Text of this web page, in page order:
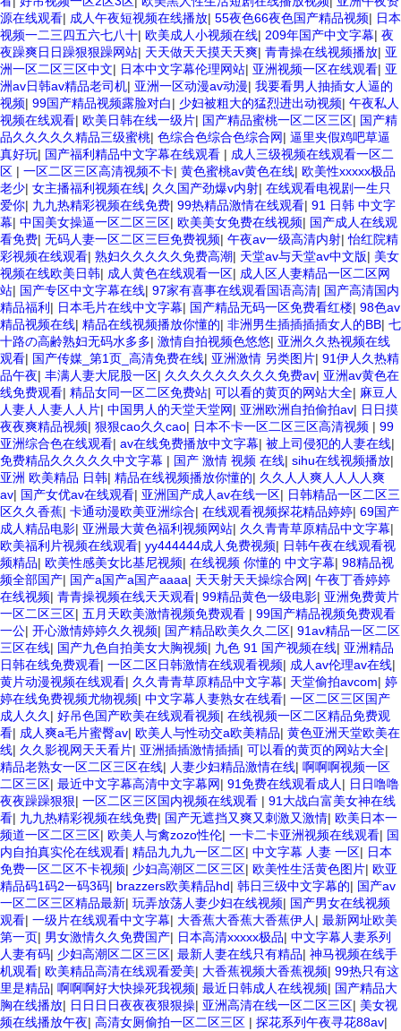
源在线观看| 成人午夜短视频在线播放| 55夜色66夜色国产精品视频| 日本
视频一二三四五六七八十| 欧美成人小视频在线| 209年国产中文字幕| 夜
夜躁爽日日躁狠狠躁网站| 天天做天天摸天天爽| 青青操在线视频播放| 亚
洲一区二区三区中文| 日本中文字幕伦理网站| 亚洲视频一区在线观看| 亚
洲av日韩av精品老司机| 亚洲一区动漫av动漫| 我要看男人抽插女人逼的
视频| 99国产精品视频露脸对白| 少妇被粗大的猛烈进出动视频| 午夜私人
视频在线观看| 欧美日韩在线一级片| 国产精品蜜桃一区二区三区| 国产精
品久久久久久精品三级蜜桃| 色综合色综合色综合网| 逼里夹假鸡吧草逼
真好玩| 国产福利精品中文字幕在线观看 | 成人三级视频在线观看一区二
区 | 一区二区三区高清视频不卡| 黄色蜜桃av黄色在线| 欧美性xxxxx极品
老少| 女主播福利视频在线| 久久国产劲爆v内射| 在线观看电视剧一生只
爱你| 九九热精彩视频在线免费| 99热精品激情在线观看| 91 日韩 中文字
幕| 中国美女操逼一区二区三区| 欧美美女免费在线视频| 国产成人在线观
看免费| 无码人妻一区二区三巨免费视频| 午夜av一级高清内射|怡红院精
彩视频在线观看| 熟妇久久久久久免费高潮| 天堂av与天堂av中文版| 美女
视频在线欧美日韩| 成人黄色在线观看一区| 成人区人妻精品一区二区网
站| 国产专区中文字幕在线| 97家有喜事在线观看国语高清| 国产高清国内
精品福利 | 日本毛片在线中文字幕| 国产精品无码一区免费看红楼| 98色av
精品视频在线| 精品在线视频播放你懂的| 非洲男生插插插插女人的BB| 七
十路の高齢熟妇无码水多多| 激情自拍视频色悠悠| 亚洲久久热视频在线
观看| 国产传媒_第1页_高清免费在线| 亚洲激情 另类图片| 91伊人久热精
品午夜| 丰满人妻大屁股一区| 久久久久久久久久久免费av| 亚洲av黄色在
线免费观看| 精品女同一区二区免费站| 可以看的黄页的网站大全| 麻豆人
人妻人人妻人人片| 中国男人的天堂天堂网| 亚洲欧洲自拍偷拍av| 日日摸
夜夜爽精品视频| 狠狠cao久久cao| 日本不卡一区二区三区高清视频 | 99
亚洲综合色在线观看| av在线免费播放中文字幕| 被上司侵犯的人妻在线|
免费精品久久久久久中文字幕 | 国产 激情 视频 在线| sihu在线视频播放|
亚洲 欧美精品 日韩| 精品在线视频播放你懂的| 久久人人爽人人人人爽
av| 国产女优av在线观看| 亚洲国产成人av在线一区| 日韩精品一区二区三
区久久香蕉| 卡通动漫欧美亚洲综合| 在线观看视频探花精品婷婷| 69国产
成人精品电影| 亚洲最大黄色福利视频网站| 久久青青草原精品中文字幕|
欧美福利片视频在线观看| yy444444成人免费视频| 日韩午夜在线观看视
频精品| 欧美性感美女比基尼视频| 在线视频 你懂的 中文字幕| 98精品视
频全部国产| 国产a国产a国产aaaa| 天天射天天操综合网| 午夜丁香婷婷
在线视频| 青青操视频在线天天观看| 99精品黄色一级电影| 亚洲免费黄片
一区二区三区| 五月天欧美激情视频免费观看 | 99国产精品视频免费观看
一公| 开心激情婷婷久久视频| 国产精品欧美久久二区| 91av精品一区二区
三区在线| 国产九色自拍美女大胸视频| 九色 91 国产视频在线| 亚洲精品
日韩在线免费观看| 一区二区日韩激情在线观看视频| 成人av伦理av在线|
黄片动漫视频在线观看| 久久青青草原精品中文字幕| 天堂偷拍avcom| 婷
婷在线免费视频尤物视频| 中文字幕人妻熟女在线看| 一区二区三区国产
成人久久| 好吊色国产欧美在线观看视频| 在线视频一区二区精品免费观
看| 成人爽a毛片蜜臀av| 欧美人与性动交a欧美精品| 黄色亚洲天堂欧美在
线| 久久影视网天天看片| 亚洲插插激情插插| 可以看的黄页的网站大全|
精品老熟女一区二区三区在线| 人妻少妇精品激情在线| 啊啊啊视频一区
二区三区| 最近中文字幕高清中文字幕网| 91免费在线观看成人| 日日噜噜
夜夜躁躁狠狠| 一区二区三区国内视频在线观看 | 91大战白富美女神在线
看| 九九热精彩视频在线免费| 国产无遮挡又爽又刺激又激情| 欧美日本一
频道一区二区三区| 欧美人与禽zozo性伦| 一卡二卡亚洲视频在线观看| 国
内自拍真实伦在线观看| 精品九九九一区二区| 中文字幕 人妻 一区| 日本
免费一区二区不卡视频| 少妇高潮区二区三区| 欧美性生活黄色图片| 欧亚
精品码1码2一码3码| brazzers欧美精品hd| 韩日三级中文字幕的| 国产av
一区二区三区精品最新| 玩弄放荡人妻少妇在线视频| 国产男女在线视频
观看| 一级片在线观看中文字幕| 大香蕉大香蕉大香蕉伊人| 最新网址欧美
第一页| 男女激情久久免费国产| 日本高清xxxxx极品| 中文字幕人妻系列
人妻有码| 少妇高潮区二区三区| 最新人妻在线只有精品| 神马视频在线手
机观看| 欧美精品高清在线观看爱美| 大香蕉视频大香蕉视频| 99热只有这
里是精品| 啊啊啊好大快操死我视频| 最近日韩成人在线视频| 国产精品大
胸在线播放| 日日日日夜夜夜狠狠操| 亚洲高清在线一区二区三区| 美女视
频在线播放午夜| 高清女厕偷拍一区二区三区 | 探花系列午夜寻花88av|